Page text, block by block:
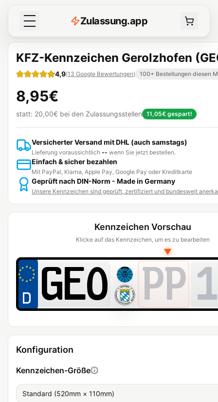
Zulassung.app
KFZ-Kennzeichen Gerolzhofen
4,9(13 Google Bewertungen) 100+ Bestellungen diesen
8,95€
statt: 20,00€ bei den Zulassungsstellen 11,05€ gespart!
Versicherter Versand mit DHL (auch samstags)
Lieferung voraussichtlich -- wenn Sie jetzt bestellen.
Einfach & sicher bezahlen
Mit PayPal, Klarna, Apple Pay, Google Pay oder Kreditkarte
Geprüft nach DIN-Norm - Made in Germany
Unsere Kennzeichen sind geprüft, zertifiziert und bundesweit
Konfiguration
Kennzeichen-Größe
Standard (520mm × 110mm)
Kennzeichen Vorschau
Klicke auf das Kennzeichen, um es zu bearbeiten
▼
PP